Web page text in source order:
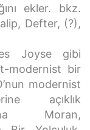
ekler. bkz.
Defter, (?),
Joyse gibi
modernist bir
modernist
açıklık
Moran,